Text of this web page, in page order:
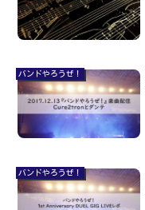
バンドやろうぜ！
バンドやろうぜ！